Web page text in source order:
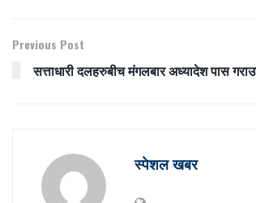
Previous Post
सत्ताधारी दलहरुबीच मंगलबार अध्यादेश पास
स्पेशल खबर